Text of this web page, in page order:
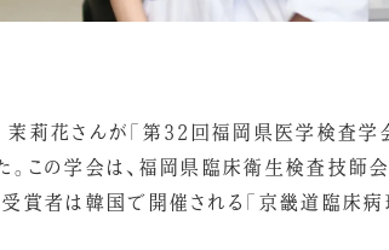
莉花さんが「第32回福岡県医学検査学
この学会は、福岡県臨床衛生検査技師
賞者は韓国で開催される「京畿道臨床